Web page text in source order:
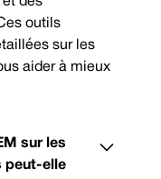
outils
sur les
aider à mieux
sur les
peut-elle